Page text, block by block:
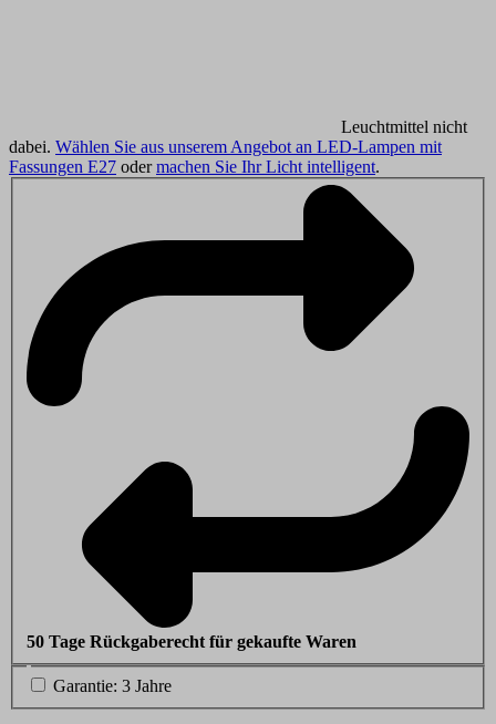
Leuchtmittel nicht
dabei. Wählen Sie aus unserem Angebot an LED-Lampen mit
Fassungen E27 odermachen Sie Ihr Licht intelligent.
50 Tage Rückgaberecht für gekaufte Waren
Garantie: 3 Jahre